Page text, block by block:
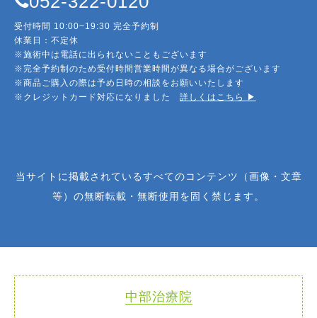
受付時間 10:00~19:30 完全予約制
休業日：不定休
※施術中は電話に出られないこともございます
※完全予約制のため受付時間営業時間が異なる場合がございます
※商品ご購入の際は予め日時の相談をお願いいたします
※クレジットカード対応になりました 詳しくはこちら ▶︎
当サイトに掲載されているすべてのコンテンツ（画像・文章
等）の無断転載・無断使用を固く禁じます。
中部治療院